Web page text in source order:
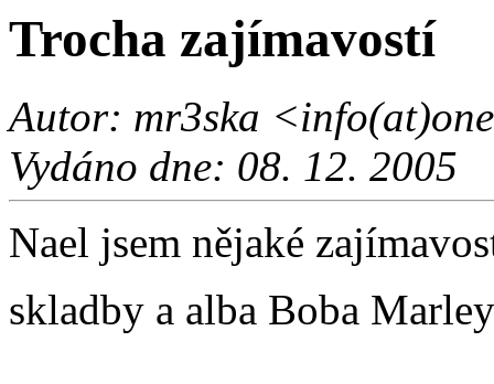
Trocha zajímavostí
Autor: mr3ska
Vydáno dne: 08. 12. 2005
Nael jsem nějaké
skladby a alba Boba